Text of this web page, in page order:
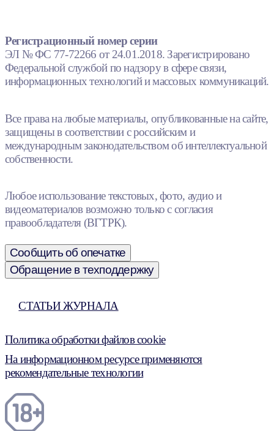
Регистрационный номер серии
ЭЛ № ФС 77-72266 от 24.01.2018. Зарегистрировано
Федеральной службой по надзору в сфере связи,
информационных технологий и массовых коммуникаций.
Все права на любые материалы, опубликованные на сайте,
защищены в соответствии с российским и
международным законодательством об интеллектуальной
собственности.
Любое использование текстовых, фото, аудио и
видеоматериалов возможно только с согласия
правообладателя (ВГТРК).
Сообщить об опечатке
Обращение в техподдержку
СТАТЬИ ЖУРНАЛА
Политика обработки файлов cookie
На информационном ресурсе применяются
рекомендательные технологии